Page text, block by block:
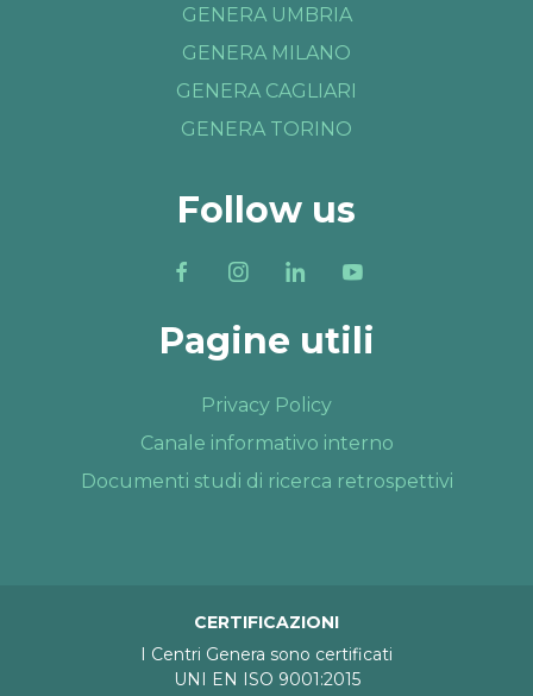
GENERA UMBRIA
GENERA MILANO
GENERA CAGLIARI
GENERA TORINO
Follow us
Pagine utili
Privacy Policy
Canale informativo interno
Documenti studi di ricerca retrospettivi
CERTIFICAZIONI
I Centri Genera sono certificati
UNI EN ISO 9001:2015